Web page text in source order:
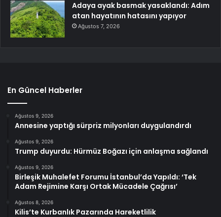
Adaya ayak basmak yasaklandı: Adım
atan hayatının hatasını yapıyor
Ağustos 7, 2026
En Güncel Haberler
Ağustos 9, 2026
Annesine yaptığı sürpriz milyonları duygulandırdı
Ağustos 9, 2026
Trump duyurdu: Hürmüz Boğazı için anlaşma sağlandı
Ağustos 9, 2026
Birleşik Muhalefet Forumu İstanbul’da Yapıldı: ‘Tek
Adam Rejimine Karşı Ortak Mücadele Çağrısı’
Ağustos 8, 2026
Kilis’te Kurbanlık Pazarında Hareketlilik